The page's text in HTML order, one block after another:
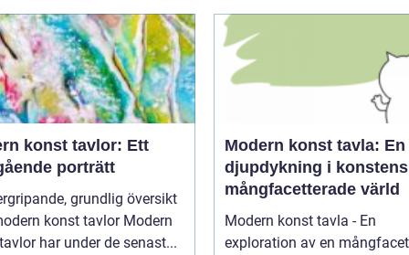
konst tavlor: Ett
porträtt
grundlig översikt
konst tavlor Modern
har under de senast...
Modern konst tavla: En
djupdykning i konstens
mångfacetterade värld
Modern konst tavla - En
exploration av en